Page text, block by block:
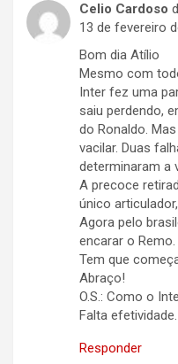
Celio Cardoso
13 de fevereiro
Bom dia Atílio
Mesmo com
Inter fez uma
saiu perdendo,
do Ronaldo.
vacilar. Duas
determinaram a
A precoce
único
Agora pelo
encarar o Remo.
Tem que
Abraço!
O.S.: Como o
Falta efetividade.
Responder